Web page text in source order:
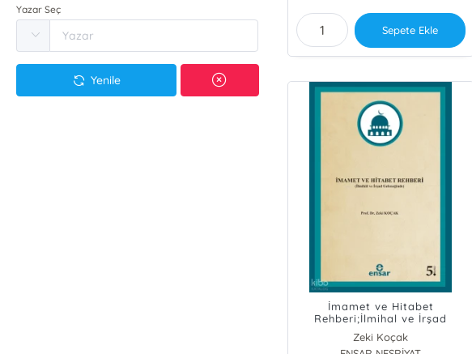
Yazar Seç
Yenile
Sepete Ekle
İmamet ve Hitabet
Rehberi;İlmihal ve İrşad
Geleneğinde
Zeki Koçak